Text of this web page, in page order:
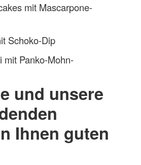
mit Mascarpone-
Schoko-Dip
mit Panko-Mohn-
und unsere
Ihnen guten